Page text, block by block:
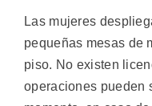
Las mujeres
pequeñas mesas de
piso. No existen
operaciones pueden